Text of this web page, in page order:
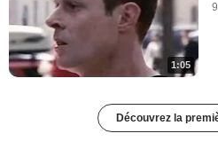
1:05
Découvrez la